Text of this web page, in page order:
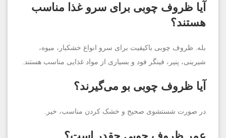
آیا ظروف چوبی برای سرو غذا مناسب
هستند؟
بله. ظروف چوبی باکیفیت برای سرو انواع خشکبار، میوه،
شیرینی، پنیر، فینگر فود و بسیاری از مواد غذایی مناسب هستند.
آیا ظروف چوبی بو می‌گیرند؟
در صورت شستشوی صحیح و خشک کردن مناسب، خیر.